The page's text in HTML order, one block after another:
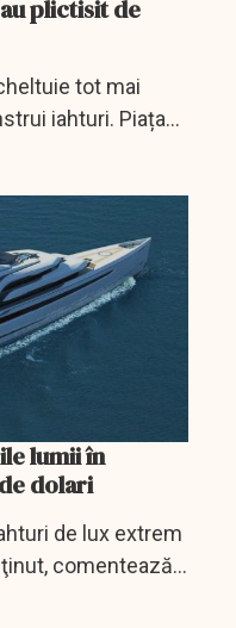
plictisit de
tot mai
iahturi. Piața
din 2008 și se
lumii în
dolari
de lux extrem
comentează
estimând că,